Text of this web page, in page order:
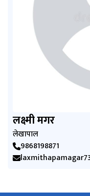
लक्ष्मी मगर
लेखापाल
9868198871